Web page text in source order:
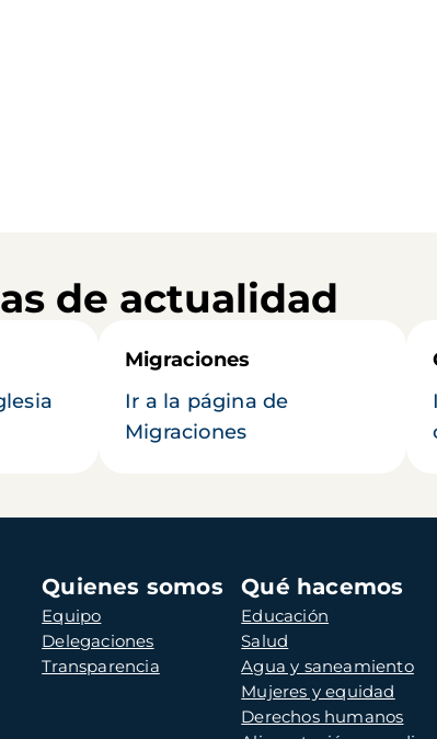
de actualidad
Migraciones
Ir a la página de
Migraciones
Navegación
principal
Quienes somos
Equipo
Delegaciones
Transparencia
Qué hacemos
Educación
Salud
Agua y saneamiento
Mujeres y equidad
Derechos humanos